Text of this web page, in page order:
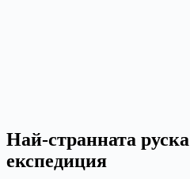
Най-странната
експедиция